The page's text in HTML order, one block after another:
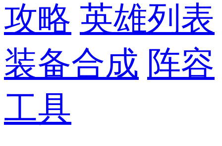
攻略 英雄列表
装备合成 阵容
工具